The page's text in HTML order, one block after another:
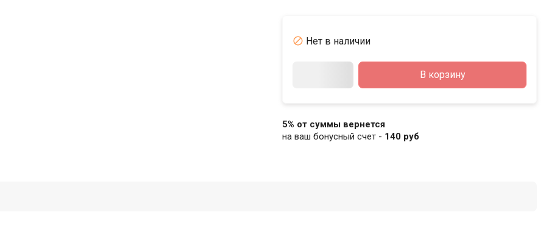
 Нет в наличии
В корзину
5% от суммы вернется
на ваш бонусный счет - 140 руб